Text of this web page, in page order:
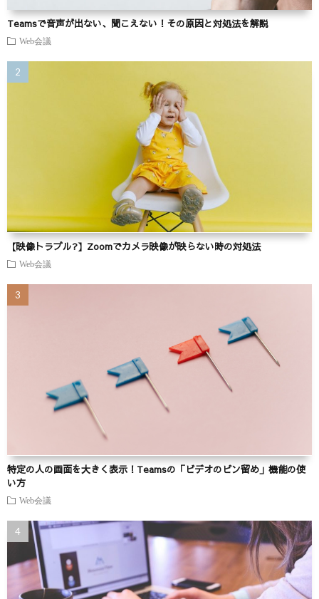
Teamsで音声が出ない、聞こえない！その原因と対処法を解説
Web会議
【映像トラブル?】Zoomでカメラ映像が映らない時の対処法
Web会議
特定の人の画面を大きく表示！Teamsの「ビデオのピン留め」機能の使
い方
Web会議